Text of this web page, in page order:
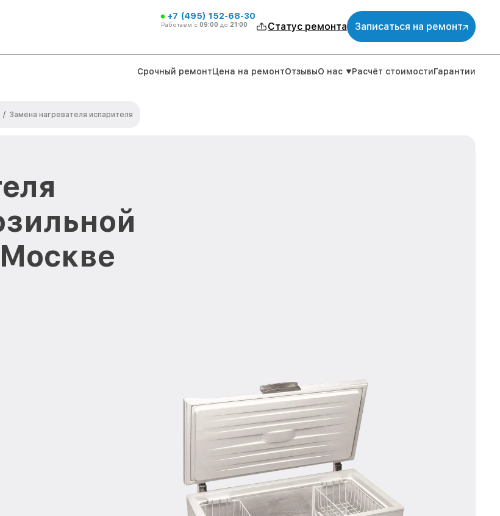
+7 (495) 152-68-30
Работаем с 09:00 до 21:00 Статус ремонта Записаться на ремонт
Срочный ремонтЦена на ремонтОтзывыО нас Расчёт стоимостиГарантии
/ Замена нагревателя испарителя